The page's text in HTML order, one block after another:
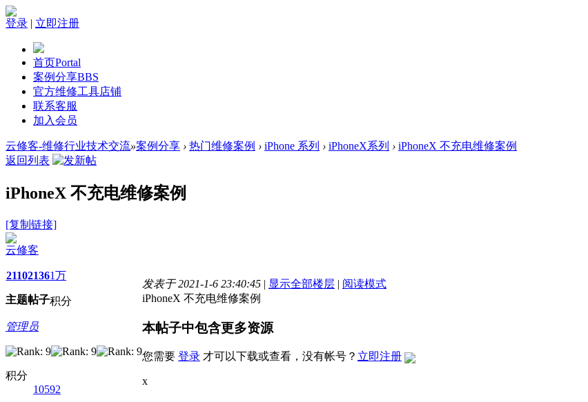
登录 | 立即注册
首页Portal
案例分享BBS
官方维修工具店铺
联系客服
加入会员
云修客-维修行业技术交流»案例分享 › 热门维修案例 › iPhone 系列 › iPhoneX系列 › iPhoneX 不充电维修案例
返回列表
iPhoneX 不充电维修案例
[复制链接]
云修客
2110
主题
2136
帖子
1万
积分
管理员
积分
10592
发表于 2021-1-6 23:40:45 | 显示全部楼层 | 阅读模式
iPhoneX 不充电维修案例
本帖子中包含更多资源
您需要 登录 才可以下载或查看，没有帐号？ 立即注册
x